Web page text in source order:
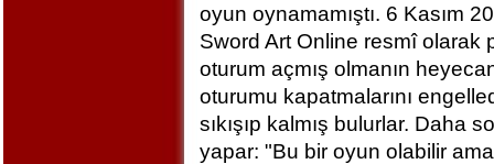
oyun oynamamıştı. 6 Kasım
Sword Art Online resmî olarak
oturum açmış olmanın
oturumu kapatmalarını
sıkışıp kalmış bulurlar. Daha
yapar: "Bu bir oyun olabilir